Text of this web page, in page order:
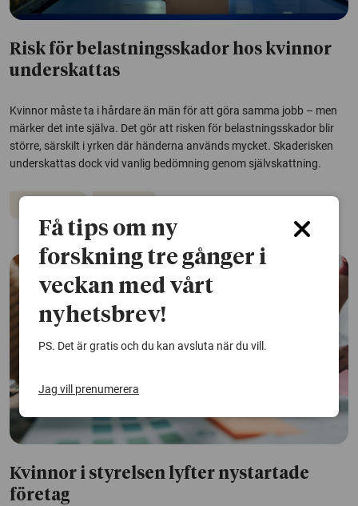
Risk för belastningsskador hos kvinnor
underskattas
Kvinnor måste ta i hårdare än män för att göra samma jobb – men
märker det inte själva. Det gör att risken för belastningsskador blir
större, särskilt i yrken där händerna används mycket. Skaderisken
underskattas dock vid vanlig bedömning genom självskattning.
Arbetsmiljö
Kvinnor i styrelsen lyfter nystartade
företag
Få tips om ny
forskning tre gånger i
veckan med vårt
nyhetsbrev!
PS. Det är gratis och du kan avsluta när du vill.
Jag vill prenumerera